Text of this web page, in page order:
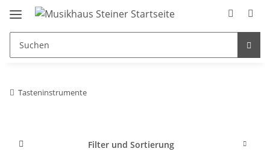
Tasteninstrumente
Filter und Sortierung